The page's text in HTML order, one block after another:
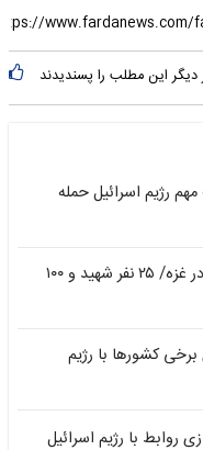
دیگر این مطلب را پسندیدند
موشک و پهپاد به ۴ هدف مهم رژیم اسرائیل حمله
تصایری از جنایت هولناک رژیم اسرائیل در غزه/ ۲۵ نفر شهید و ۱۰۰
کشورها با رژیم
روابط با رژیم اسرائیل